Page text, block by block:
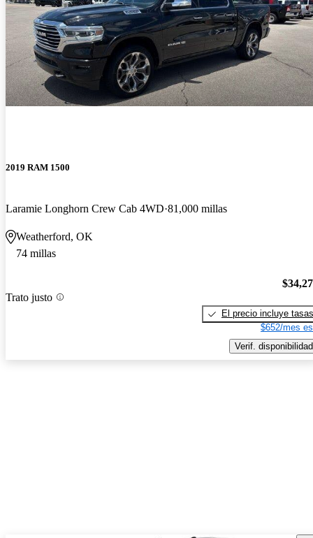
2019 RAM 1500
Laramie Longhorn Crew Cab 4WD 81,000 millas
Weatherford, OK
74 millas
Trato justo
El precio incluye tasas
$652/mes
Verif. disponibilidad